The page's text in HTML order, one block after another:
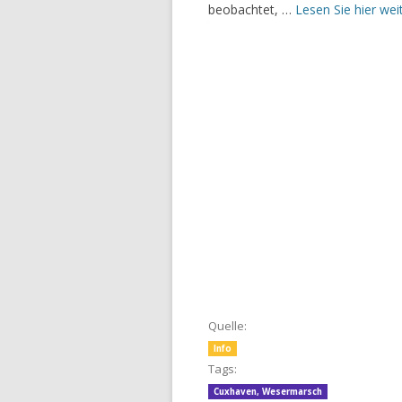
beobachtet, … Lesen Sie hier
Quelle:
Info
Tags:
Cuxhaven, Wesermarsch